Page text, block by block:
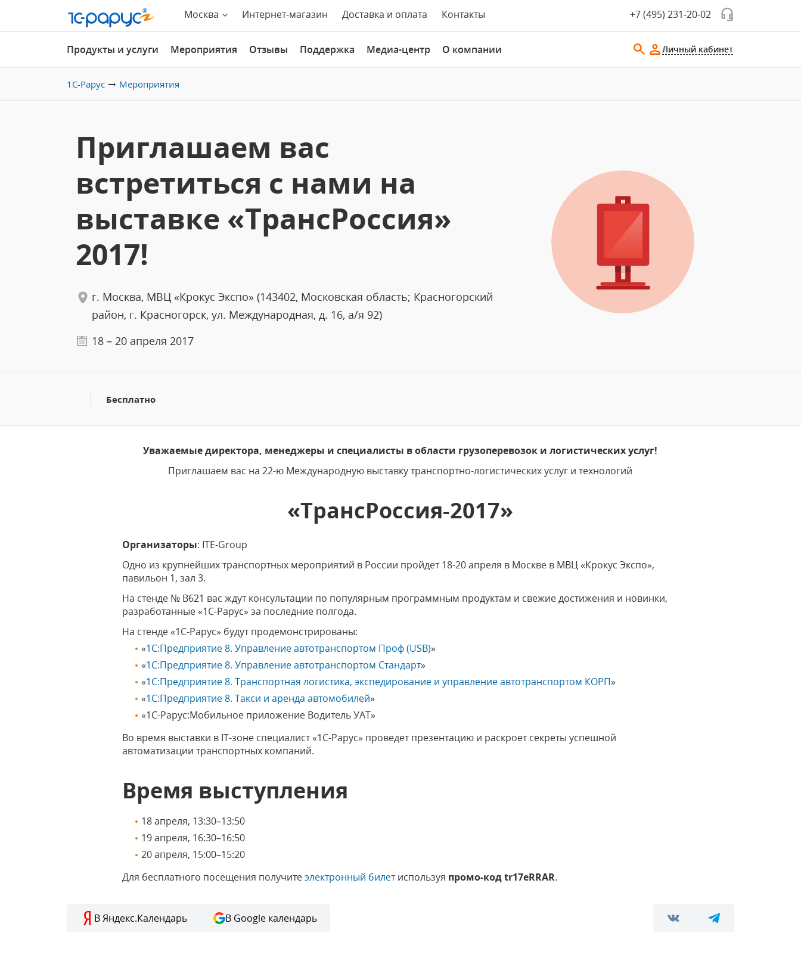
Москва Интернет-магазин Доставка и оплата Контакты +7 (495) 231-20-02
Продукты и услуги Мероприятия Отзывы Поддержка Медиа-центр О компании Личный кабинет
1С-Рарус Мероприятия
Приглашаем вас
встретиться с нами на
выставке «ТрансРоссия»
2017!
г. Москва, МВЦ «Крокус Экспо» (143402, Московская область; Красногорский
район, г. Красногорск, ул. Международная, д. 16, а/я 92)
18 – 20 апреля 2017
Бесплатно
Уважаемые директора, менеджеры и специалисты в области грузоперевозок и логистических услуг!
Приглашаем вас на 22-ю Международную выставку транспортно-логистических услуг и технологий
«ТрансРоссия-2017»
Организаторы: ITE-Group
Одно из крупнейших транспортных мероприятий в России пройдет 18-20 апреля в Москве в МВЦ «Крокус Экспо»,
павильон 1, зал 3.
На стенде № В621 вас ждут консультации по популярным программным продуктам и свежие достижения и новинки,
разработанные «1С-Рарус» за последние полгода.
На стенде «1С-Рарус» будут продемонстрированы:
«1С:Предприятие 8. Управление автотранспортом Проф (USB)»
«1С:Предприятие 8. Управление автотранспортом Стандарт»
«1С:Предприятие 8. Транспортная логистика, экспедирование и управление автотранспортом КОРП»
«1С:Предприятие 8. Такси и аренда автомобилей»
«1С-Рарус:Мобильное приложение Водитель УАТ»
Во время выставки в IT-зоне специалист «1С-Рарус» проведет презентацию и раскроет секреты успешной
автоматизации транспортных компаний.
Время выступления
18 апреля, 13:30–13:50
19 апреля, 16:30–16:50
20 апреля, 15:00–15:20
Для бесплатного посещения получитеэлектронный билетиспользуя промо-код tr17eRRAR.
В Яндекс.Календарь В Google календарь